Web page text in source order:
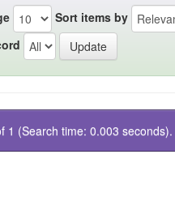
Sort items by
1 (Search time: 0.003 seconds).